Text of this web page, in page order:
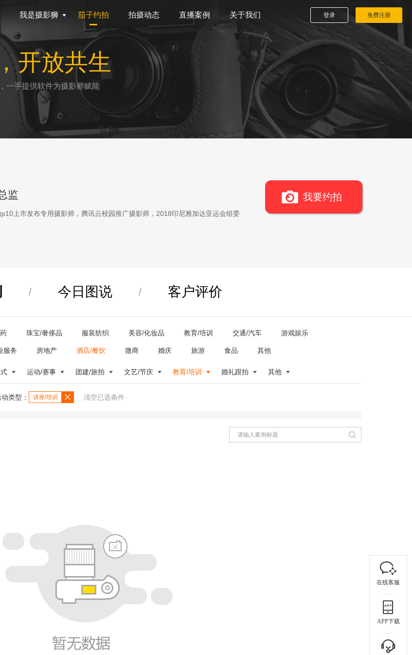
我是摄影狮 茄子约拍 拍摄动态 直播案例 关于我们 登录 免费注册
开放共生
一手提供软件为摄影师赋能
监
上市发布专用摄影师，腾讯云校园推广摄影师，2018印尼雅加达亚运会组委
我要约拍
/ 今日图说 / 客户评价
珠宝/奢侈品 服装纺织 美容/化妆品 教育/培训 交通/汽车 游戏娱乐
服务 房地产 酒店/餐饮 微商 婚庆 旅游 食品 其他
运动/赛事 团建/旅拍 文艺/节庆 教育/培训 婚礼跟拍 其他
类型： 讲座/培训 清空已选条件
在线客服
APP下载